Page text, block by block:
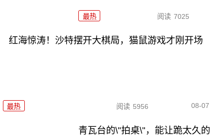
最热 阅读 7025
红海惊涛！沙特摆开大棋局，猫鼠游戏才刚开场
最热 阅读 5956 08-07
青瓦台的\"拍桌\"，能让跪太久的